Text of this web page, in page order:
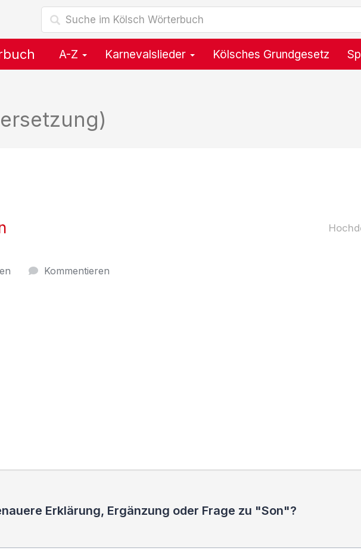
A-Z Karnevalslieder Kölsches Grundgesetz
Kommentieren
Erklärung, Ergänzung oder Frage zu "Son"?